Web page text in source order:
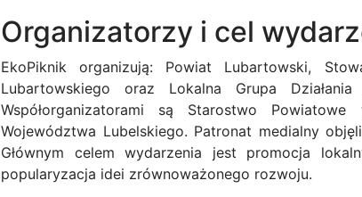
Organizatorzy i cel
EkoPiknik organizują: Powiat Lubartowski,
Lubartowskiego oraz Lokalna Grupa
Współorganizatorami są Starostwo
Województwa Lubelskiego. Patronat medialny
Głównym celem wydarzenia jest promocja
popularyzacja idei zrównoważonego rozwoju.